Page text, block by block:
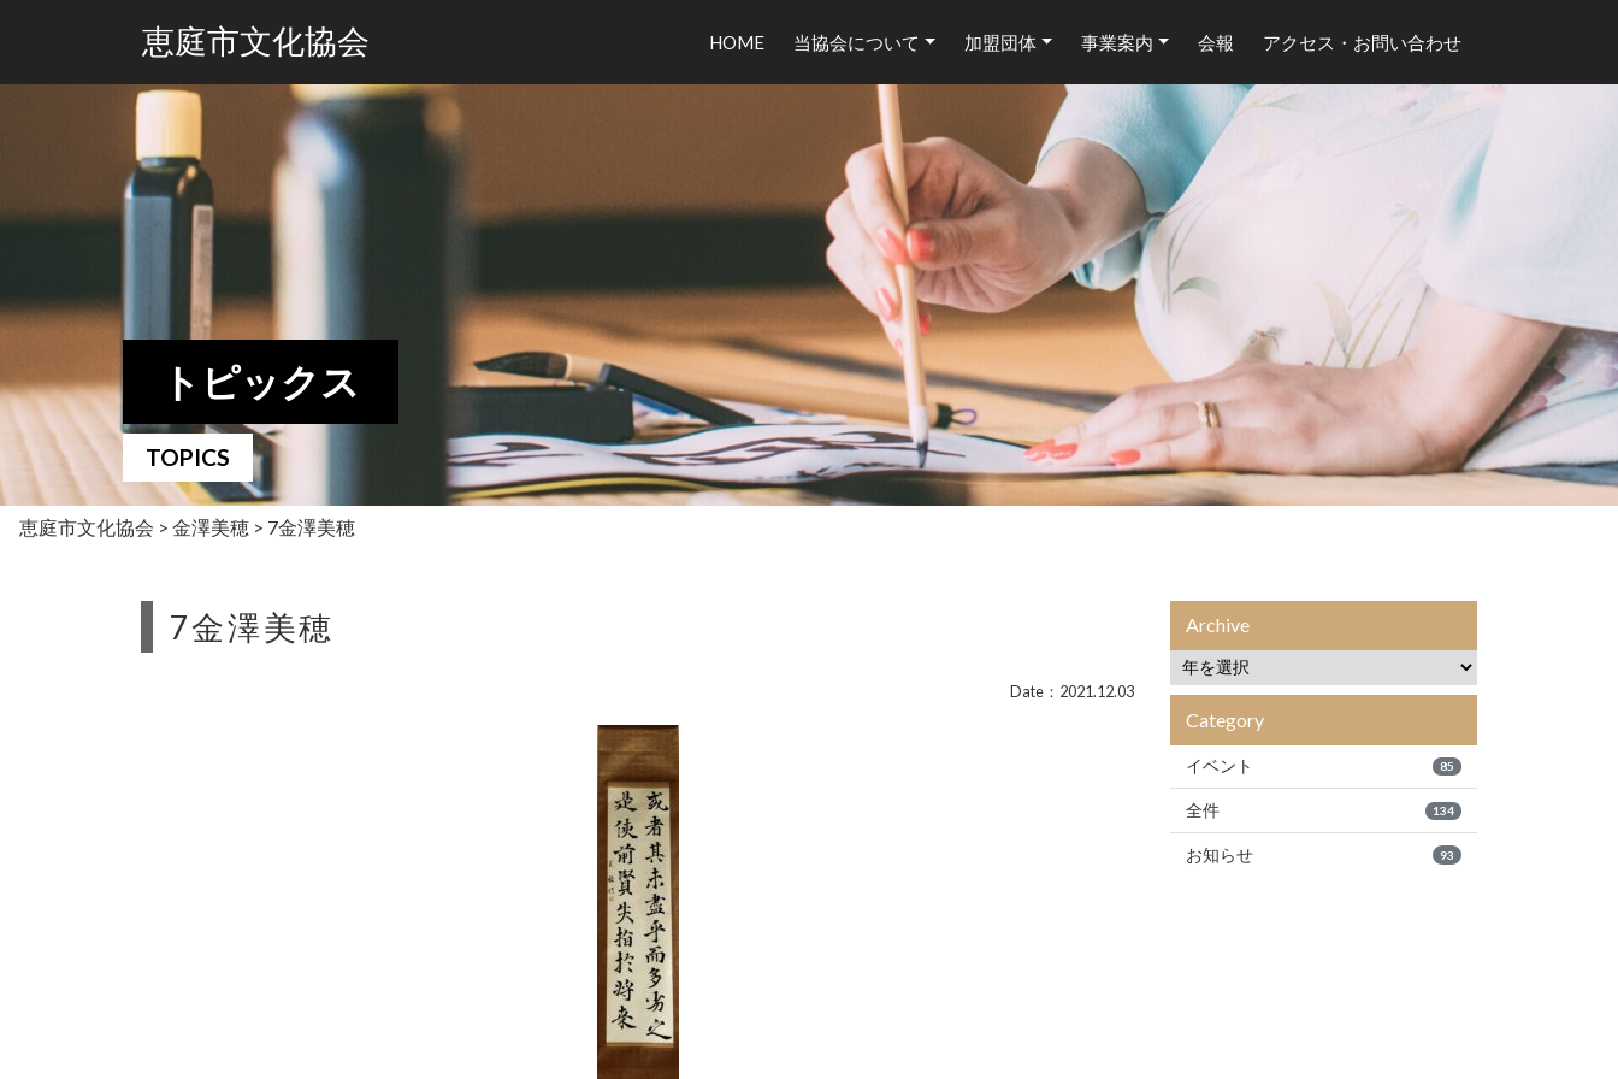
恵庭市文化協会 HOME 当協会について 加盟団体 事業案内 会報 アクセス・お問い合わせ
トピックス
TOPICS
恵庭市文化協会 > 金澤美穂 > 7金澤美穂
7金澤美穂
Date：2021.12.03
Archive
Category
イベント 85
全件 134
お知らせ 93